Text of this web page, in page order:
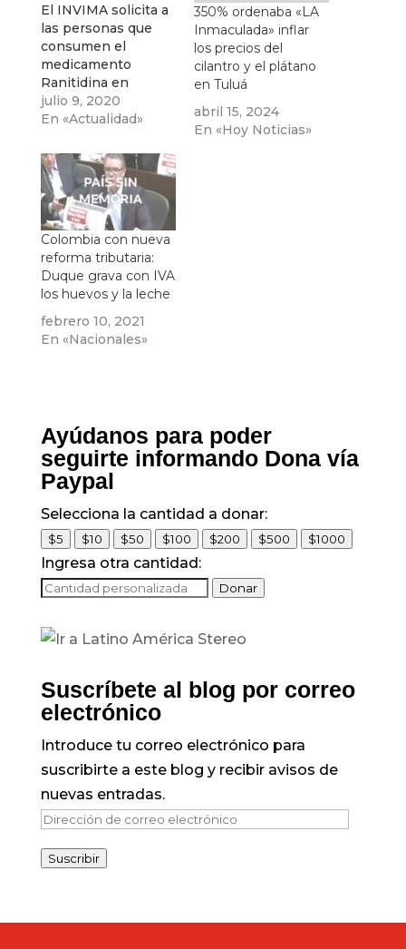
El INVIMA solicita a
las personas que
consumen el
medicamento
Ranitidina en
cualquiera de sus
presentaciones
consumos de
manera inmediata y
acudir a su médico
para que le sea
cambiado por otro
tratamiento.
julio 9, 2020
En «Actualidad»
350% ordenaba «LA
Inmaculada» inflar
los precios del
cilantro y el plátano
en Tuluá
abril 15, 2024
En «Hoy Noticias»
Colombia con nueva
reforma tributaria:
Duque grava con IVA
los huevos y la leche
febrero 10, 2021
En «Nacionales»
Ayúdanos para poder
seguirte informando Dona vía
Paypal
Selecciona la cantidad a donar:
$5 $10 $50 $100 $200 $500 $1000
Ingresa otra cantidad:
Donar
Suscríbete al blog por correo
electrónico
Introduce tu correo electrónico para
suscribirte a este blog y recibir avisos de
nuevas entradas.
Dirección
correo
Suscribir